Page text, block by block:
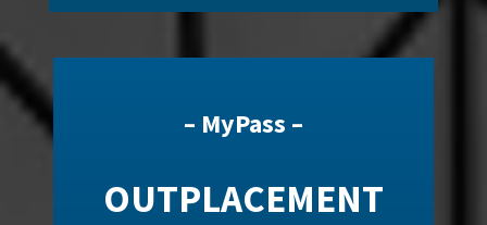
– MyPass –
OUTPLACEMENT